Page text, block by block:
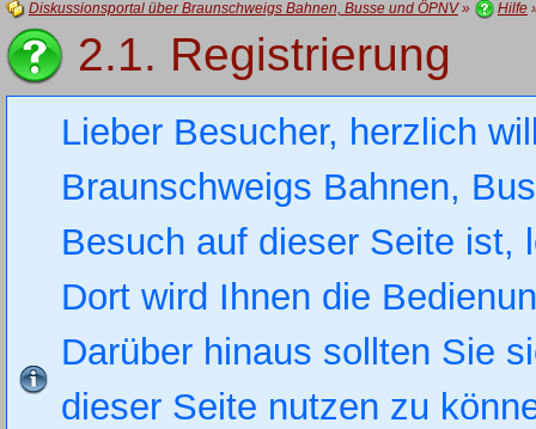
Diskussionsportal über Braunschweigs Bahnen, Busse und ÖPNV» Hilfe
2.1. Registrierung
Lieber Besucher, herzlich
Braunschweigs Bahnen,
Besuch auf dieser Seite
Dort wird Ihnen die
Darüber hinaus sollten Sie
dieser Seite nutzen zu